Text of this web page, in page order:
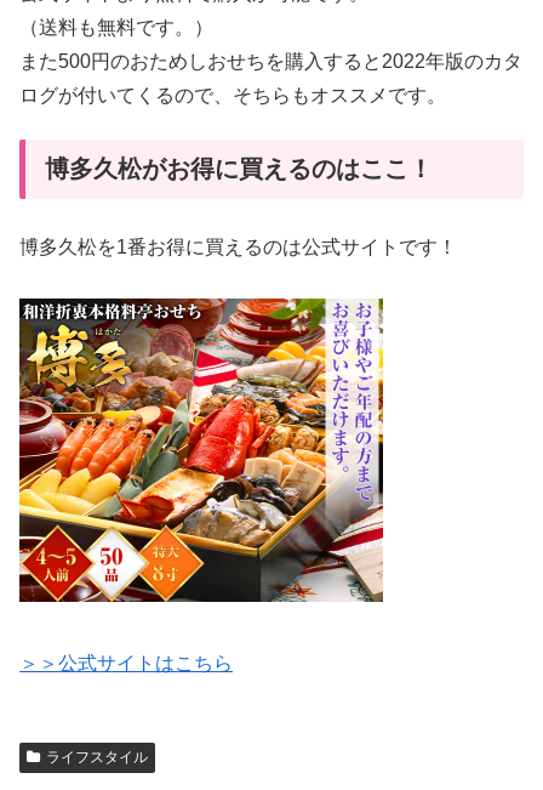
（送料も無料です。）
また500円のおためしおせちを購入すると2022年版のカタ
ログが付いてくるので、そちらもオススメです。
博多久松がお得に買えるのはここ！
博多久松を1番お得に買えるのは公式サイトです！
＞＞公式サイトはこちら
ライフスタイル